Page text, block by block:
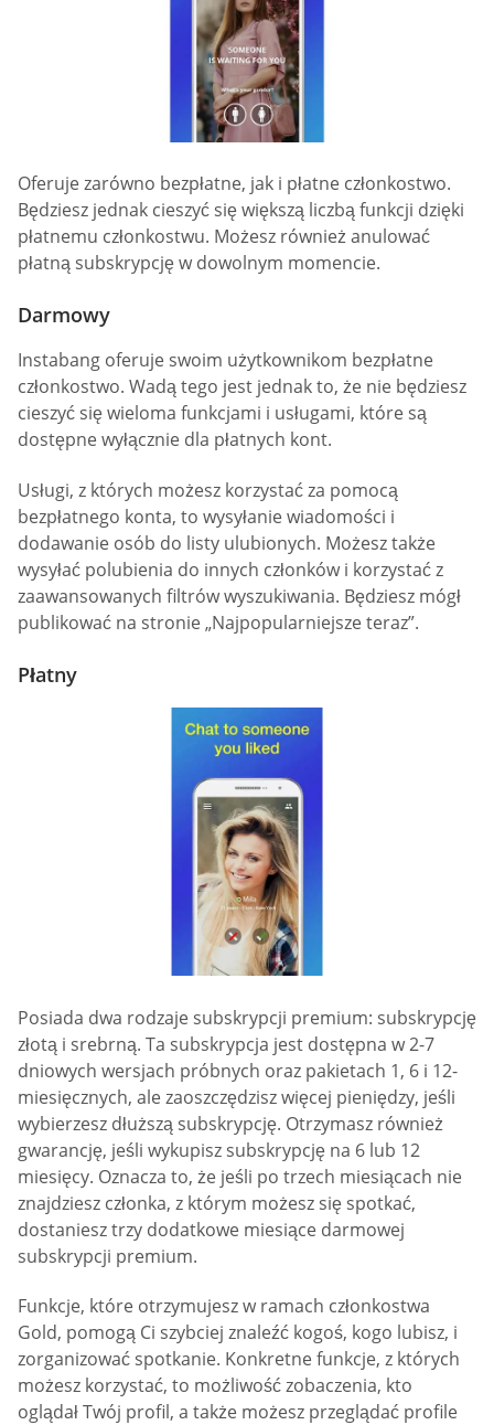
Oferuje zarówno bezpłatne, jak i płatne członkostwo.
Będziesz jednak cieszyć się większą liczbą funkcji dzięki
płatnemu członkostwu. Możesz również anulować
płatną subskrypcję w dowolnym momencie.
Darmowy
Instabang oferuje swoim użytkownikom bezpłatne
członkostwo. Wadą tego jest jednak to, że nie będziesz
cieszyć się wieloma funkcjami i usługami, które są
dostępne wyłącznie dla płatnych kont.
Usługi, z których możesz korzystać za pomocą
bezpłatnego konta, to wysyłanie wiadomości i
dodawanie osób do listy ulubionych. Możesz także
wysyłać polubienia do innych członków i korzystać z
zaawansowanych filtrów wyszukiwania. Będziesz mógł
publikować na stronie „Najpopularniejsze teraz”.
Płatny
Posiada dwa rodzaje subskrypcji premium: subskrypcję
złotą i srebrną. Ta subskrypcja jest dostępna w 2-7
dniowych wersjach próbnych oraz pakietach 1, 6 i 12-
miesięcznych, ale zaoszczędzisz więcej pieniędzy, jeśli
wybierzesz dłuższą subskrypcję. Otrzymasz również
gwarancję, jeśli wykupisz subskrypcję na 6 lub 12
miesięcy. Oznacza to, że jeśli po trzech miesiącach nie
znajdziesz członka, z którym możesz się spotkać,
dostaniesz trzy dodatkowe miesiące darmowej
subskrypcji premium.
Funkcje, które otrzymujesz w ramach członkostwa
Gold, pomogą Ci szybciej znaleźć kogoś, kogo lubisz, i
zorganizować spotkanie. Konkretne funkcje, z których
możesz korzystać, to możliwość zobaczenia, kto
oglądał Twój profil, a także możesz przeglądać profile